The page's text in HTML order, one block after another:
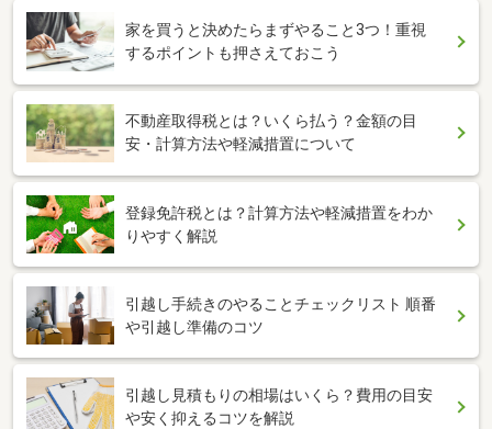
家を買うと決めたらまずやること3つ！重視
するポイントも押さえておこう
不動産取得税とは？いくら払う？金額の目
安・計算方法や軽減措置について
登録免許税とは？計算方法や軽減措置をわか
りやすく解説
引越し手続きのやることチェックリスト 順番
や引越し準備のコツ
引越し見積もりの相場はいくら？費用の目安
や安く抑えるコツを解説